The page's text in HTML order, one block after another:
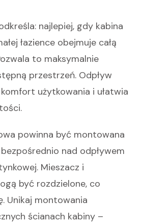
najlepiej, gdy kabina
łazience obejmuje całą
to maksymalnie
przestrzeń. Odpływ
użytkowania i ułatwia
powinna być montowana
nad odpływem
Mieszacz i
być rozdzielone, co
Unikaj montowania
ścianach kabiny –